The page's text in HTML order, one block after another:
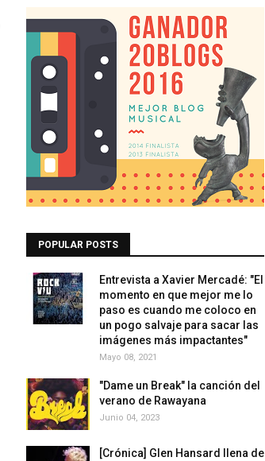
POPULAR POSTS
Entrevista a Xavier Mercadé: "El
momento en que mejor me lo
paso es cuando me coloco en
un pogo salvaje para sacar las
imágenes más impactantes"
Mayo 08, 2021
"Dame un Break" la canción del
verano de Rawayana
Junio 04, 2023
[Crónica] Glen Hansard llena de